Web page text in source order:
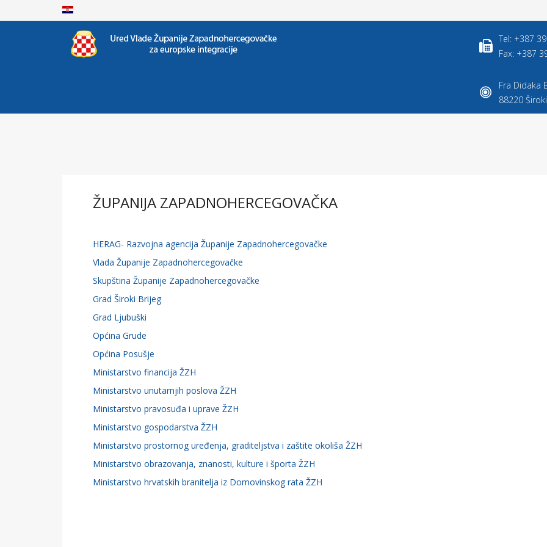
Tel: +387
Fax: +387
Fra Didaka
88220
ŽUPANIJA ZAPADNOHERCEGOVAČKA
HERAG- Razvojna agencija Županije Zapadnohercegovačke
Vlada Županije Zapadnohercegovačke
Skupština Županije Zapadnohercegovačke
Grad Široki Brijeg
Grad Ljubuški
Općina Grude
Općina Posušje
Ministarstvo financija ŽZH
Ministarstvo unutarnjih poslova ŽZH
Ministarstvo pravosuđa i uprave ŽZH
Ministarstvo gospodarstva ŽZH
Ministarstvo prostornog uređenja, graditeljstva i zaštite okoliša ŽZH
Ministarstvo obrazovanja, znanosti, kulture i športa ŽZH
Ministarstvo hrvatskih branitelja iz Domovinskog rata ŽZH